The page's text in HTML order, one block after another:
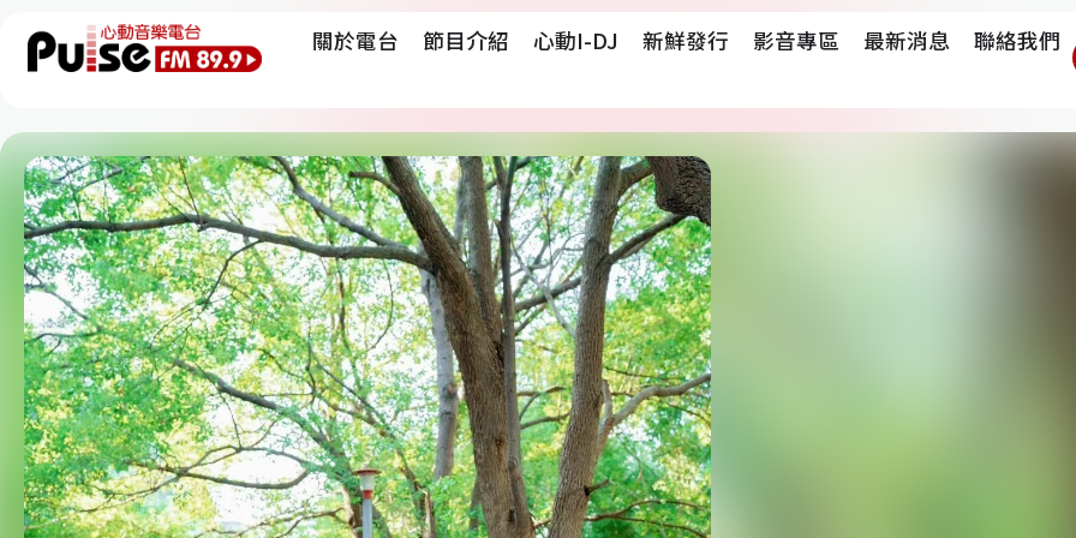
關於電台 節目介紹 心動i-DJ 新鮮發行 影音專區 最新消息 聯絡我們